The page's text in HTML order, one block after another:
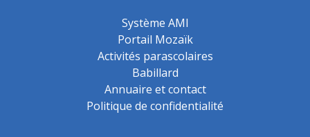
Système AMI
Portail Mozaïk
Activités parascolaires
Babillard
Annuaire et contact
Politique de confidentialité